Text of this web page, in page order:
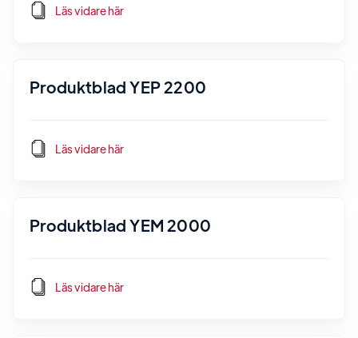
Läs vidare här
Produktblad YEP 2200
Läs vidare här
Produktblad YEM 2000
Läs vidare här